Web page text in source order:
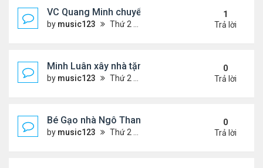
VC Quang Minh chuyển về tổ ấm
by music123 Thứ 2 Tháng 8 03, 2026 5:56 pm
1
Trả lời
Minh Luân xây nhà tặng cha mẹ
by music123 Thứ 2 Tháng 8 03, 2026 5:45 pm
0
Trả lời
Bé Gạo nhà Ngô Thanh Vân dễ thương trong tiệc
by music123 Thứ 2 Tháng 8 03, 2026 5:19 pm
0
Trả lời